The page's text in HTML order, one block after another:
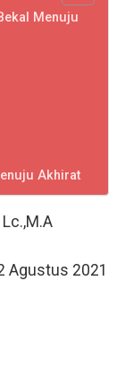
Menuju
Akhirat
Agustus 2021